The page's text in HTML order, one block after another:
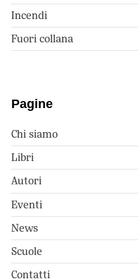
Incendi
Fuori collana
Pagine
Chi siamo
Libri
Autori
Eventi
News
Scuole
Contatti